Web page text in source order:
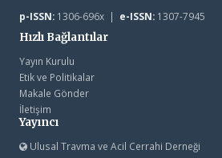
p-ISSN:1306-696x | e-ISSN:1307-7945
Hızlı Bağlantılar
Yayın Kurulu
Etik ve Politikalar
Makale Gönder
İletişim
Yayıncı
Ulusal Travma ve Acil Cerrahi Derneği